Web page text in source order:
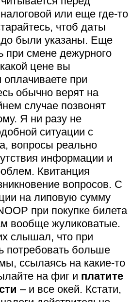
или еще где-то
чтоб даты
были указаны. Еще
при смене дежурного
цене вы
оплачиваете при
обычно верят на
случае позвонят
Я ни разу не
ситуации с
вопросы реально
информации и
Квитанция
вопросов. С
на липовую сумму
при покупке билета
вообще жуликоватые.
слышал, что при
потребовать больше
ссылаясь на какие-то
на фиг и платите
– и все окей. Кстати,